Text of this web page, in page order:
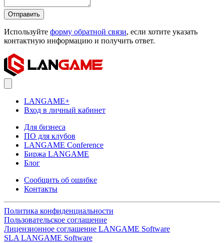
Отправить
Используйте форму обратной связи, если хотите указать
контактную информацию и получить ответ.
LANGAME+
Вход в личный кабинет
Для бизнеса
ПО для клубов
LANGAME Conference
Биржа LANGAME
Блог
Сообщить об ошибке
Контакты
Политика конфиденциальности
Пользовательское соглашение
Лицензионное соглашение LANGAME Software
SLA LANGAME Software